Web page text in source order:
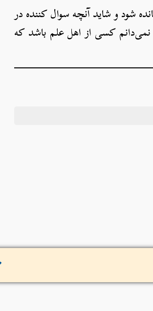
شود و شاید آنچه سوال کننده در
کسی از اهل علم باشد که